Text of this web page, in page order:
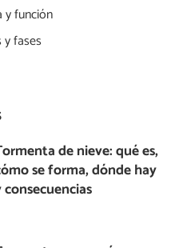
y función
y fases
de nieve: qué es,
se forma, dónde hay
consecuencias